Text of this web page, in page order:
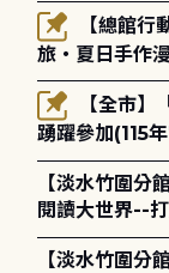
旅・夏日手作
報名
踴躍參加(115
【淡水竹圍分
閱讀大世界--
護全攻略》
【淡水竹圍分